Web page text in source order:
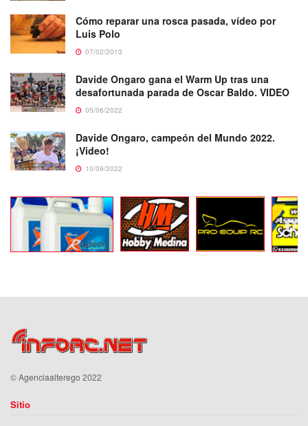
Cómo reparar una rosca pasada, vídeo por
Luis Polo
07/02/2013
Davide Ongaro gana el Warm Up tras una
desafortunada parada de Oscar Baldo. VIDEO
05/06/2022
Davide Ongaro, campeón del Mundo 2022.
¡Video!
10/09/2022
©Agenciaalterego 2022
Sitio